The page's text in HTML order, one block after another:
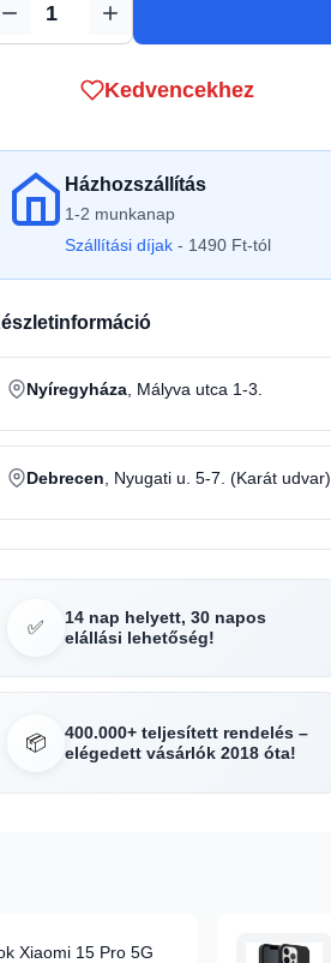
Kedvencekhez
Házhozszállítás
1-2 munkanap
Szállítási díjak - 1490 Ft-tól
Nyíregyháza , Mályva utca 1-3.
Debrecen , Nyugati u. 5-7. (Karát udvar)
✅
14 nap helyett, 30 napos
elállási lehetőség!
📦
400.000+ teljesített rendelés –
elégedett vásárlók 2018 óta!
Xiaomi 15 Pro 5G